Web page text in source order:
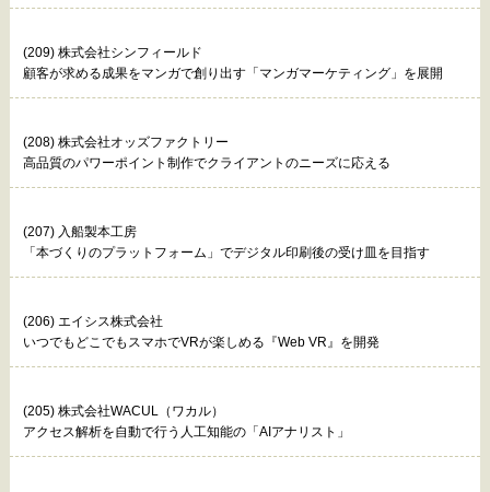
(209) 株式会社シンフィールド
顧客が求める成果をマンガで創り出す「マンガマーケティング」を展開
(208) 株式会社オッズファクトリー
高品質のパワーポイント制作でクライアントのニーズに応える
(207) 入船製本工房
「本づくりのプラットフォーム」でデジタル印刷後の受け皿を目指す
(206) エイシス株式会社
いつでもどこでもスマホでVRが楽しめる『Web VR』を開発
(205) 株式会社WACUL（ワカル）
アクセス解析を自動で行う人工知能の「AIアナリスト」